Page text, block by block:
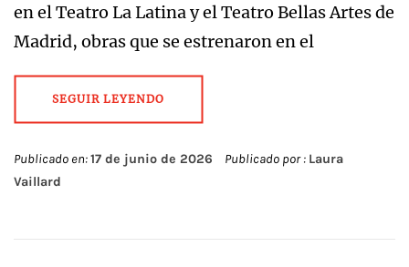
en el Teatro La Latina y el Teatro Bellas Artes de
Madrid, obras que se estrenaron en el
SEGUIR LEYENDO
Publicado en:17 de junio de 2026 Publicado por : Laura
Vaillard